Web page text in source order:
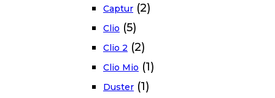
Captur (2)
Clio (5)
Clio 2 (2)
Clio Mio (1)
Duster (1)